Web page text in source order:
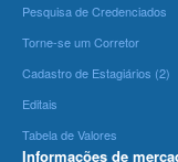
Pesquisa de Credenciados
Torne-se um Corretor
Cadastro de Estagiários (2)
Editais
Tabela de Valores
Informações de